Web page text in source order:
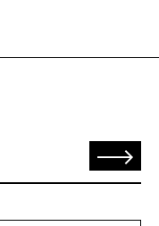
Senden